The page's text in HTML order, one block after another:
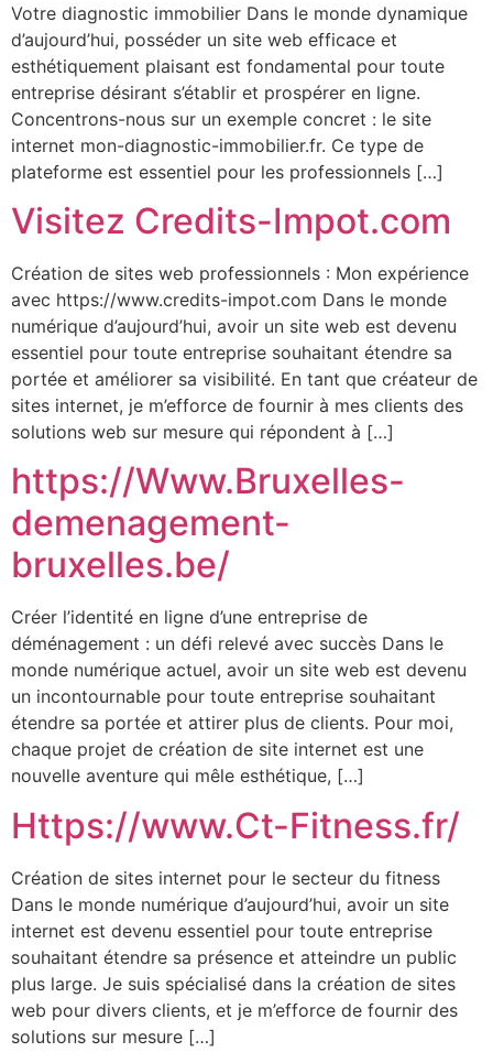
Votre diagnostic immobilier Dans le monde dynamique
d’aujourd’hui, posséder un site web efficace et
esthétiquement plaisant est fondamental pour toute
entreprise désirant s’établir et prospérer en ligne.
Concentrons-nous sur un exemple concret : le site
internet mon-diagnostic-immobilier.fr. Ce type de
plateforme est essentiel pour les professionnels […]
Visitez Credits-Impot.com
Création de sites web professionnels : Mon expérience
avec https://www.credits-impot.com Dans le monde
numérique d’aujourd’hui, avoir un site web est devenu
essentiel pour toute entreprise souhaitant étendre sa
portée et améliorer sa visibilité. En tant que créateur de
sites internet, je m’efforce de fournir à mes clients des
solutions web sur mesure qui répondent à […]
https://Www.Bruxelles-
demenagement-
bruxelles.be/
Créer l’identité en ligne d’une entreprise de
déménagement : un défi relevé avec succès Dans le
monde numérique actuel, avoir un site web est devenu
un incontournable pour toute entreprise souhaitant
étendre sa portée et attirer plus de clients. Pour moi,
chaque projet de création de site internet est une
nouvelle aventure qui mêle esthétique, […]
Https://www.Ct-Fitness.fr/
Création de sites internet pour le secteur du fitness
Dans le monde numérique d’aujourd’hui, avoir un site
internet est devenu essentiel pour toute entreprise
souhaitant étendre sa présence et atteindre un public
plus large. Je suis spécialisé dans la création de sites
web pour divers clients, et je m’efforce de fournir des
solutions sur mesure […]